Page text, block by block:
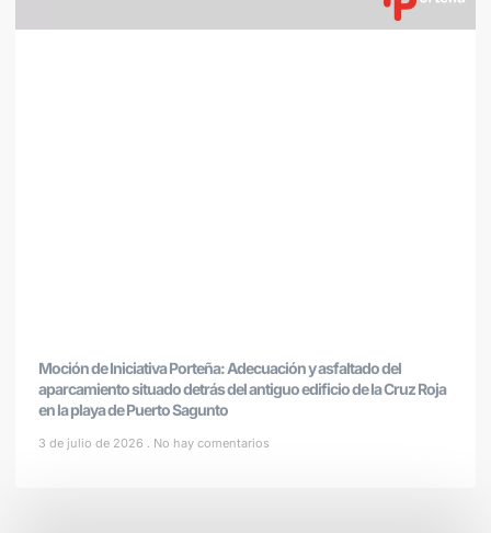
Moción de Iniciativa Porteña: Adecuación y asfaltado del
aparcamiento situado detrás del antiguo edificio de la Cruz Roja
en la playa de Puerto Sagunto
3 de julio de 2026 No hay comentarios